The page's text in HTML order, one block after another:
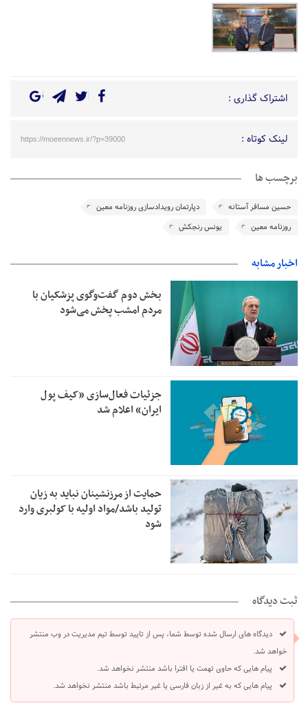
اشتراک گذاری :
لینک کوتاه : https://moeennews.ir/?p=39000
برچسب ها
حسین مسافر آستانه
دپارتمان رویدادسازی روزنامه معین
روزنامه معین
یونس رنجکش
اخبار مشابه
بخش دوم گفت‌وگوی پزشکیان با
مردم امشب پخش می‌شود
جزئیات فعال‌سازی «کیف پول
ایران» اعلام شد
حمایت از مرزنشینان نباید به زیان
تولید باشد/مواد اولیه با کولبری وارد
شود
ثبت دیدگاه
دیدگاه های ارسال شده توسط شما، پس از تایید توسط تیم مدیریت در وب منتشر
خواهد شد.
پیام هایی که حاوی تهمت یا افترا باشد منتشر نخواهد شد.
پیام هایی که به غیر از زبان فارسی یا غیر مرتبط باشد منتشر نخواهد شد.